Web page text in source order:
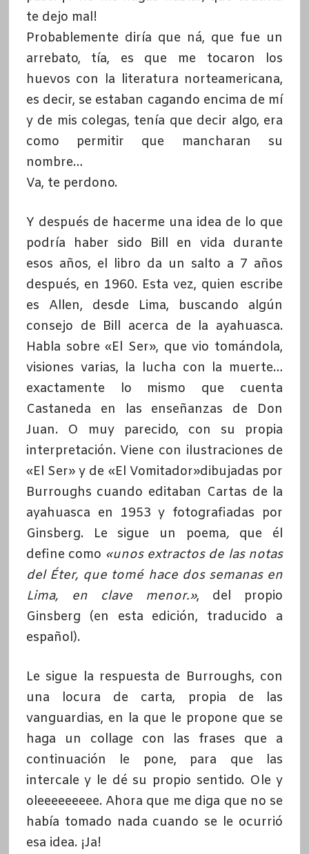
te dejo mal!
Probablemente diría que ná, que fue un
arrebato, tía, es que me tocaron los
huevos con la literatura norteamericana,
es decir, se estaban cagando encima de mí
y de mis colegas, tenía que decir algo, era
como permitir que mancharan su
nombre…
Va, te perdono.
Y después de hacerme una idea de lo que
podría haber sido Bill en vida durante
esos años, el libro da un salto a 7 años
después, en 1960. Esta vez, quien escribe
es Allen, desde Lima, buscando algún
consejo de Bill acerca de la ayahuasca.
Habla sobre «El Ser», que vio tomándola,
visiones varias, la lucha con la muerte…
exactamente lo mismo que cuenta
Castaneda en las enseñanzas de Don
Juan. O muy parecido, con su propia
interpretación. Viene con ilustraciones de
«El Ser» y de «El Vomitador»dibujadas por
Burroughs cuando editaban Cartas de la
ayahuasca en 1953 y fotografiadas por
Ginsberg. Le sigue un poema, que él
define como «unos extractos de las notas
del Éter, que tomé hace dos semanas en
Lima, en clave menor.», del propio
Ginsberg (en esta edición, traducido a
español).
Le sigue la respuesta de Burroughs, con
una locura de carta, propia de las
vanguardias, en la que le propone que se
haga un collage con las frases que a
continuación le pone, para que las
intercale y le dé su propio sentido. Ole y
oleeeeeeeee. Ahora que me diga que no se
había tomado nada cuando se le ocurrió
esa idea. ¡Ja!